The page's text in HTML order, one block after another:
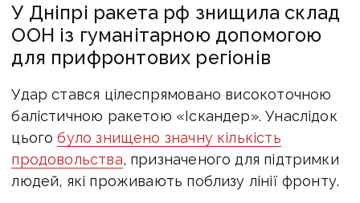
У Дніпрі ракета рф знищила склад
ООН із гуманітарною допомогою
для прифронтових регіонів
Удар стався цілеспрямовано високоточною
балістичною ракетою «Іскандер». Унаслідок
цьогобуло знищено значну кількість
продовольства, призначеного для підтримки
людей, які проживають поблизу лінії фронту.